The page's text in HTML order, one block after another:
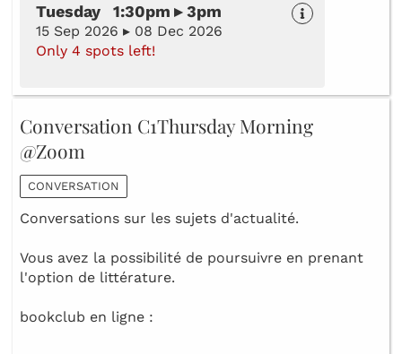
Tuesday 1:30pm ▸ 3pm
15 Sep 2026 ▸ 08 Dec 2026
Only 4 spots left!
Conversation C1Thursday Morning
@Zoom
CONVERSATION
Conversations sur les sujets d'actualité.
Vous avez la possibilité de poursuivre en prenant
l'option de littérature.
bookclub en ligne :